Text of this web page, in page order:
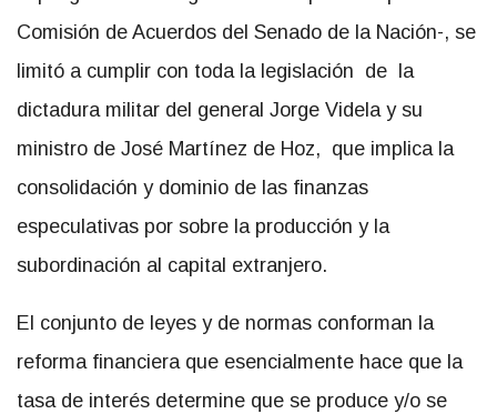
Comisión de Acuerdos del Senado de la Nación-, se
limitó a cumplir con toda la legislación de la
dictadura militar del general Jorge Videla y su
ministro de José Martínez de Hoz, que implica la
consolidación y dominio de las finanzas
especulativas por sobre la producción y la
subordinación al capital extranjero.
El conjunto de leyes y de normas conforman la
reforma financiera que esencialmente hace que la
tasa de interés determine que se produce y/o se